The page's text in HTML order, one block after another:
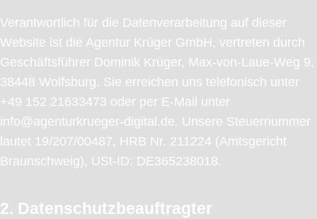
Verantwortlich für die Datenverarbeitung auf dieser
Website ist die Agentur Krüger GmbH, vertreten durch
Geschäftsführer Dominik Krüger, Max-von-Laue-Weg 9,
38448 Wolfsburg. Sie erreichen uns telefonisch unter
+49 152 21633473 oder per E-Mail unter
info@agenturkrueger-digital.de. Unsere Steuernummer
lautet 19/207/00487, HRB Nr. 211224 (Amtsgericht
Braunschweig), USt-ID: DE365238018.
2. Datenschutzbeauftragter